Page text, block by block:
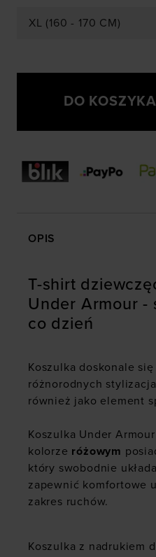
XL (160 - 170 CM)
DO KOSZYKA
OPIS
T-shirt
Under Armour -
co dzień
Koszulka doskonale
różnorodnych
również jako element
Koszulka Under
kolorze różowym
który swobodnie
zapewnić komfortowe
zakres ruchów.
Koszulka z nadrukiem